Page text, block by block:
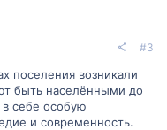
#3
поселения возникали
быть населёнными до
себе особую
и современность.